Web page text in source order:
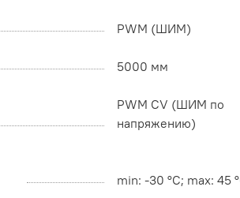
PWM (ШИМ)
5000 мм
PWM СV (ШИМ по
напряжению)
min: -30 °C; max: 45